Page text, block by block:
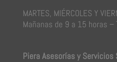
MARTES, MIÉRCOLES Y
Mañanas de 9 a 15 horas –
Piera Asesorías y Servicios